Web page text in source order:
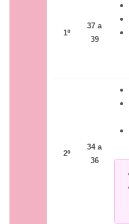
1º
37 a
39
2º
34 a
36